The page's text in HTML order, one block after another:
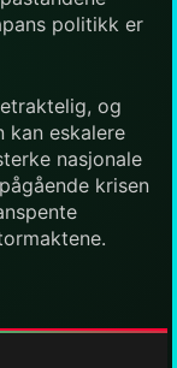
politikk er
og
kan eskalere
nasjonale
krisen